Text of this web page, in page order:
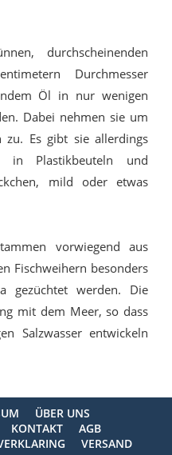
durchscheinenden
Durchmesser
Öl in nur wenigen
Dabei nehmen sie um
zu. Es gibt sie allerdings
in Plastikbeuteln und
mild oder etwas
vorwiegend aus
Fischweihern besonders
gezüchtet werden. Die
mit dem Meer, so dass
Salzwasser entwickeln
ÜBER UNS
KONTAKT
AGB
VERSAND